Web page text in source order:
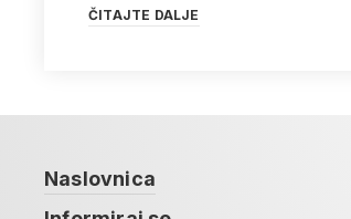
ČITAJTE DALJE
Naslovnica